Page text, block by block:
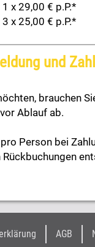
x 29,00 € p.P.*
x 25,00 € p.P.*
und
brauchen
Ablauf ab.
Person bei
AGB